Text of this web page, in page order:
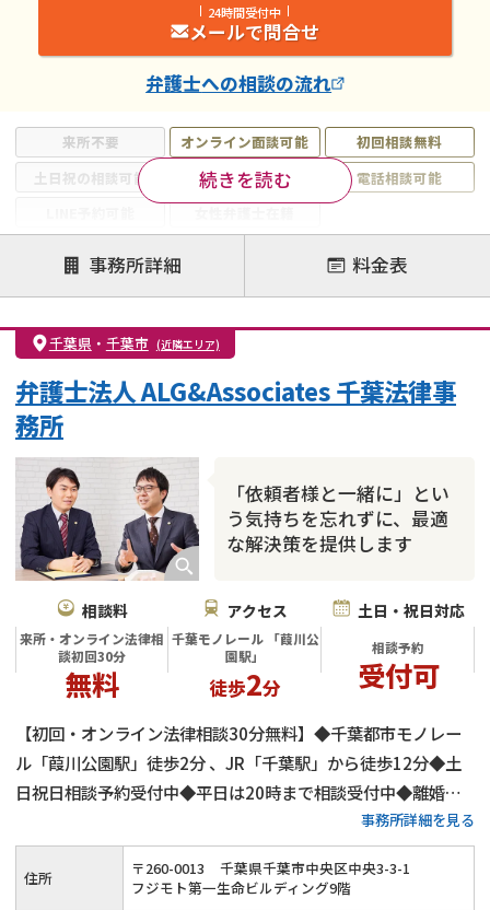
来所不要 オンライン面談可能
初回相談無料
土日祝の相談可能
19時以降電話可能
電話相談可能
注力案件
離婚前相談
離婚調停
離婚裁判
親権・面会交流権
DV
モラハラ
不貞・不倫慰謝料請求
国際離婚
財産分与
内縁の夫婦 熟年離婚
続きを読む
24時間受付中
メールで問合せ
弁護士への相談の流れ
事務所詳細 料金表
千葉県 ・ 千葉市 (近隣エリア)
「依頼者様と一緒に」とい
う気持ちを忘れずに、最適
な解決策を提供します
弁護士法人 ALG&Associates 千葉法律事
務所
相談料
来所・オンライン法律相
談初回30分
無料
アクセス
千葉モノレール 「葭川公
園駅」
徒歩2分
土日・祝日対応
相談予約
受付可
【初回・オンライン法律相談30分無料】◆千葉都市モノレー
ル「葭川公園駅」徒歩2分 、JR「千葉駅」から徒歩12分◆土
日祝日相談予約受付中◆平日は20時まで相談受付中◆離婚問
題を得意とする弁護士が多数在籍◆離婚・財産分与・親権・養
育費・不貞行為に対する慰謝料など幅広い離婚問題にご対応
事務所詳細を見る
住所 〒260-0013
千葉県千葉市中央区中央3-3-1
フジモト第一生命ビルディング9階